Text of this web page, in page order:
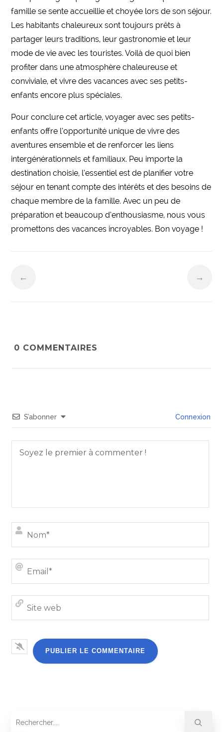
famille se sente accueillie et choyée lors de son séjour.
Les habitants chaleureux sont toujours prêts à
partager leurs traditions, leur gastronomie et leur
mode de vie avec les touristes. Voilà de quoi bien
profiter dans une atmosphère chaleureuse et
conviviale, et vivre des vacances avec ses petits-
enfants encore plus spéciales.
Pour conclure cet article, voyager avec ses petits-
enfants offre l’opportunité unique de vivre des
aventures ensemble et de renforcer les liens
intergénérationnels et familiaux. Peu importe la
destination choisie, l’essentiel est de planifier votre
séjour en tenant compte des intérêts et des besoins de
chaque membre de la famille. Avec un peu de
préparation et beaucoup d’enthousiasme, nous vous
promettons des vacances incroyables. Bon voyage !
← →
S’abonner Connexion
0 COMMENTAIRES